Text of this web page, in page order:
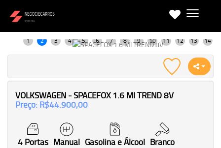
VOLKSWAGEN - SPACEFOX 1.6 MI TREND 8V
Preço: R$44.900,00
4 Portas Manual Gasolina e Álcool Branco